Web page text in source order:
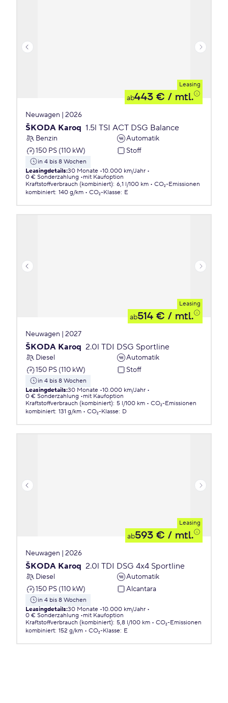
Leasing
ab443 € / mtl.
Neuwagen | 2026
ŠKODA Karoq 1.5l TSI ACT DSG Balance
Benzin
Automatik
150 PS (110 kW)
Stoff
in 4 bis 8 Wochen
Leasingdetails:30 Monate 10.000 km/Jahr
0 € Sonderzahlung
mit Kaufoption
Kraftstoffverbrauch (kombiniert): 6,1 l/100 km
CO₂-Emissionen
kombiniert: 140 g/km CO₂-Klasse: E
Leasing
ab514 € / mtl.
Neuwagen | 2027
ŠKODA Karoq 2.0l TDI DSG Sportline
Diesel
Automatik
150 PS (110 kW)
Stoff
in 4 bis 8 Wochen
Leasingdetails:30 Monate 10.000 km/Jahr
0 € Sonderzahlung
mit Kaufoption
Kraftstoffverbrauch (kombiniert): 5 l/100 km
CO₂-Emissionen
kombiniert: 131 g/km CO₂-Klasse: D
Leasing
ab593 € / mtl.
Neuwagen | 2026
ŠKODA Karoq 2.0l TDI DSG 4x4 Sportline
Diesel
Automatik
150 PS (110 kW)
Alcantara
in 4 bis 8 Wochen
Leasingdetails:30 Monate 10.000 km/Jahr
0 € Sonderzahlung
mit Kaufoption
Kraftstoffverbrauch (kombiniert): 5,8 l/100 km
CO₂-Emissionen
kombiniert: 152 g/km CO₂-Klasse: E